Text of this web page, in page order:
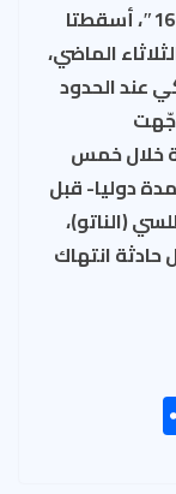
وكانت مقاتلتان تركيتان من طراز “إف-16″، أسقطتا
من طراز “سوخوي-24″، الثلاثاء الماضي،
عند الحدود
خلال خمس
دوليا- قبل
(الناتو)،
انتهاك